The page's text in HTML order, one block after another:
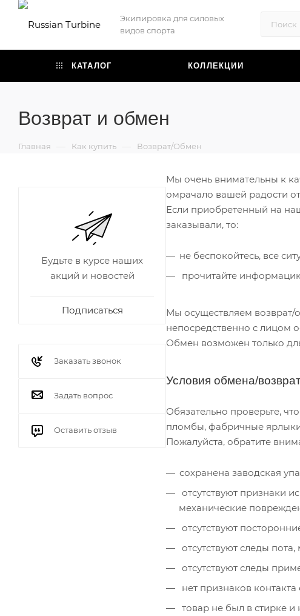
Экипировка для силовых
видов спорта
КАТАЛОГ КОЛЛЕКЦИИ
Возврат и обмен
Главная — Как купить — Возврат/Обмен
Мы очень внимательны к
омрачало вашей радости
Если приобретенный на
заказывали, то:
не беспокойтесь, все
прочитайте
Мы осуществляем возврат/
непосредственно с лицом
Обмен возможен только
Условия обмена/
Обязательно проверьте,
пломбы, фабричные ярлыки
Пожалуйста, обратите
сохранена заводская
отсутствуют признаки
механические
отсутствуют
отсутствуют следы
отсутствуют следы
нет признаков
товар не был в стирке и
Будьте в курсе наших
акций и новостей
Подписаться
Заказать звонок
Задать вопрос
Оставить отзыв